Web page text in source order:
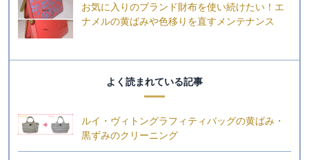
お気に入りのブランド財布を使い続けたい！エ
ナメルの黄ばみや色移りを直すメンテナンス
よく読まれている記事
ルイ・ヴィトングラフィティバッグの黄ばみ・
黒ずみのクリーニング